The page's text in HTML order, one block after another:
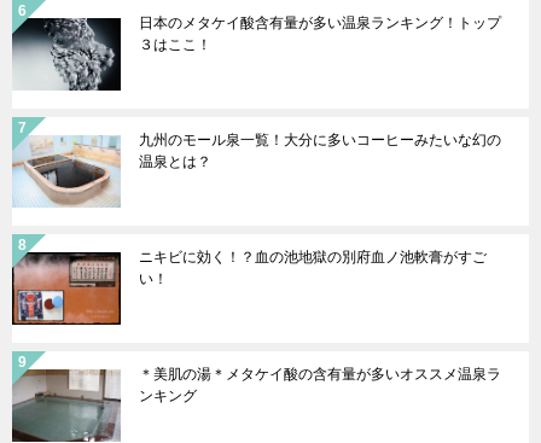
日本のメタケイ酸含有量が多い温泉ランキング！トップ
３はここ！
九州のモール泉一覧！大分に多いコーヒーみたいな幻の
温泉とは？
ニキビに効く！？血の池地獄の別府血ノ池軟膏がすご
い！
＊美肌の湯＊メタケイ酸の含有量が多いオススメ温泉ラ
ンキング